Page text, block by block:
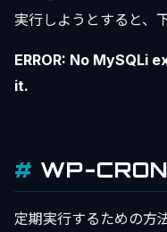
実行しようとすると、
ERROR: No MySQLi
it.
WP-
定期実行するための方